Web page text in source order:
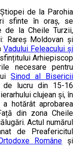
de la Parohia
sfinte în oraș, se
de la Cheile Turzii,
Rareș Moldovan și
Vadului Feleacului și
Arhiepiscop
necesare pentru
Sinod al Bisericii
lucru din 15-16
clujean și, în
hotărât aprobarea
din zona Cheile
Actul numărul
de Preafericitul
Române și